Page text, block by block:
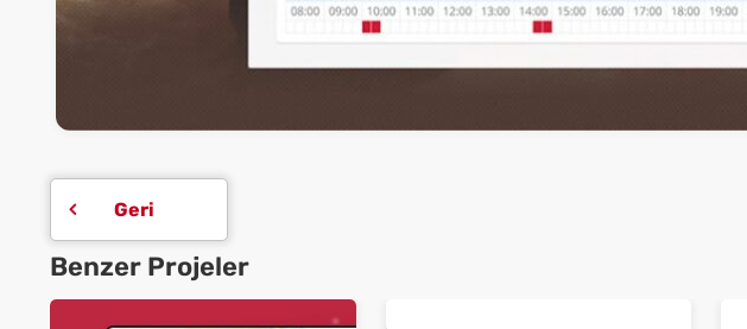
Geri
Benzer Projeler